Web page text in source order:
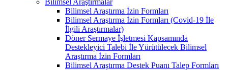
Bilimsel Araştırma İzin Formları
Bilimsel Araştırma İzin Formları (Covid-19 İle
İlgili Araştırmalar)
Döner Sermaye İşletmesi Kapsamında
Destekleyici Talebi İle Yürütülecek Bilimsel
Araştırma İzin Formları
Bilimsel Araştırma Destek Puanı Talep Formları